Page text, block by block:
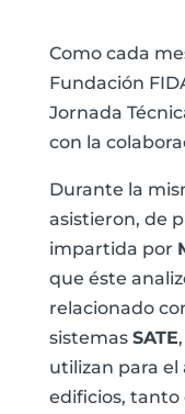
Como cada
Fundación
Jornada
con la
Durante la
asistieron, de
impartida por
que éste
relacionado
sistemas SATE
utilizan para
edificios, tanto